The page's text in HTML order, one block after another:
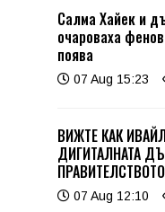
Салма Хайек и
очароваха
поява
07 Aug 15:23
ВИЖТЕ КАК
ДИГИТАЛНАТА
07 Aug 12:10